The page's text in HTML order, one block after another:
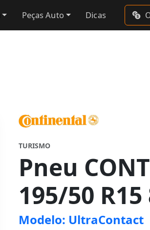
Peças Auto Dicas
TURISMO
Pneu
195/50 R15
Modelo: UltraContact